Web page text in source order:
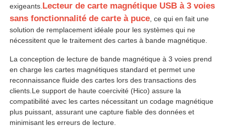
Aperçu
Produits
exigeants. Lecteur de carte magnétique USB à 3 voies
sans fonctionnalité de carte à puce , ce qui en fait une
solution de remplacement idéale pour les systèmes qui ne
nécessitent que le traitement des cartes à bande magnétique.
La conception de lecture de bande magnétique à 3 voies prend
en charge les cartes magnétiques standard et permet une
reconnaissance fluide des cartes lors des transactions des
clients.Le support de haute coercivité (Hico) assure la
compatibilité avec les cartes nécessitant un codage magnétique
plus puissant, assurant une capture fiable des données et
minimisant les erreurs de lecture.